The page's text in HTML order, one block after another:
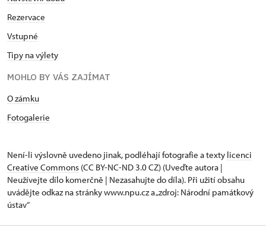
Rezervace
Vstupné
Tipy na výlety
MOHLO BY VÁS ZAJÍMAT
O zámku
Fotogalerie
Není-li výslovně uvedeno jinak, podléhají fotografie a texty licenci
Creative Commons (CC BY-NC-ND 3.0 CZ) (Uveďte autora |
Neužívejte dílo komerčně | Nezasahujte do díla). Při užití obsahu
uvádějte odkaz na stránky www.npu.cz a „zdroj: Národní památkový
ústav“